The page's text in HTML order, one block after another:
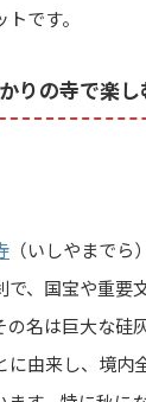
です。
りの寺で楽
（いしやまで
で、国宝や重要
の名は巨大な硅
に由来し、境内